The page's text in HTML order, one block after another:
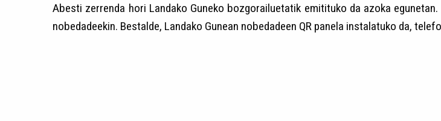
Abesti zerrenda hori Landako Guneko bozgorailuetatik emitituko da azoka
nobedadeekin. Bestalde, Landako Gunean nobedadeen QR panela instalatuko da,